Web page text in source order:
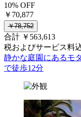
10% OFF
￥70,877
￥78,752
合計 ￥563,613
税およびサービス料
静かな庭園にあるモ
で徒歩12分